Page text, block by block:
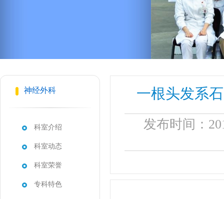
神经外科
科室介绍
科室动态
科室荣誉
专科特色
一根头发系
发布时间